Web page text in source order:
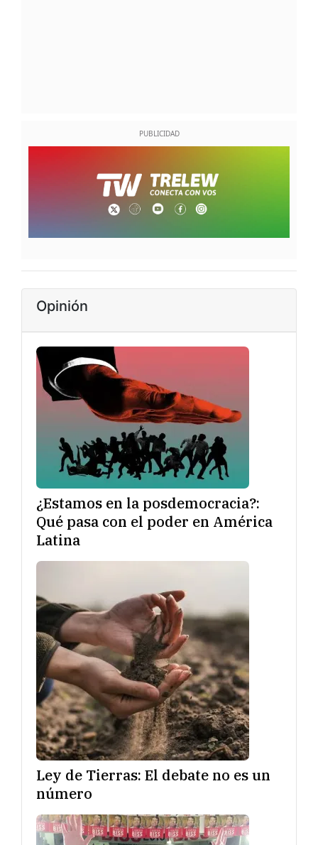
Opinión
¿Estamos en la posdemocracia?:
Qué pasa con el poder en América
Latina
Ley de Tierras: El debate no es un
número